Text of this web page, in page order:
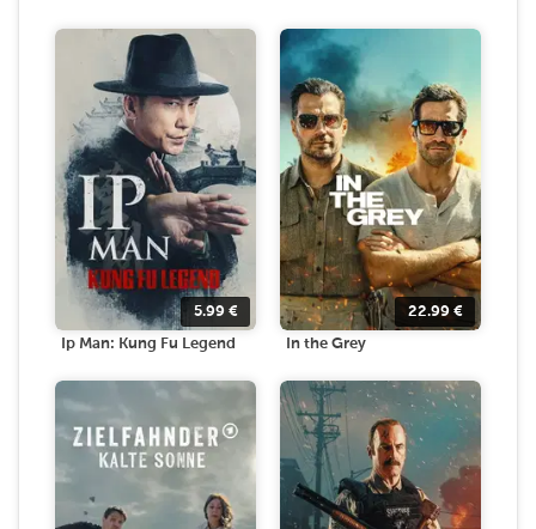
5.99 €
Ip Man: Kung Fu Legend
22.99 €
In the Grey